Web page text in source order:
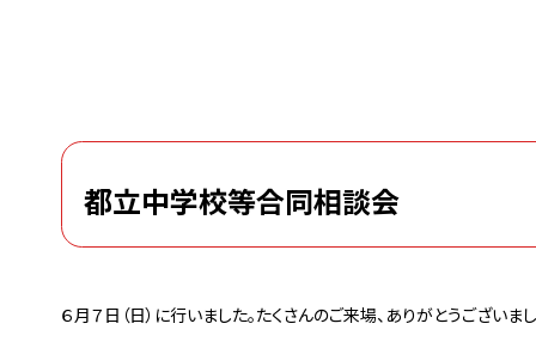
都立中学校等合同相談会
６月７日（日）に行いました。たくさんのご来場、ありがとうございま